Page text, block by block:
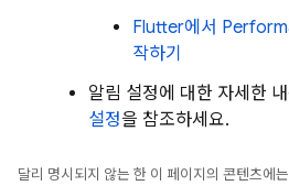
Flutter에서
작하기
알림 설정에 대한 자세한
설정을 참조하세요.
달리 명시되지 않는 한 이 페이지의 콘텐츠에는